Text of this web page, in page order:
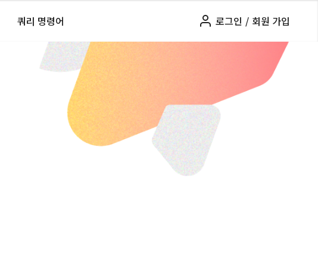
쿼리 명령어 로그인 / 회원 가입